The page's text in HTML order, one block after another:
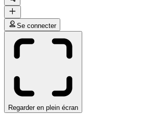
Se connecter
Regarder en plein écran